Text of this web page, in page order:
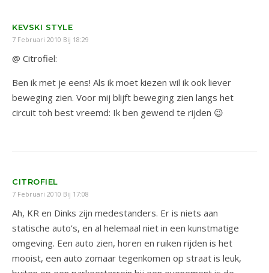
KEVSKI STYLE
7 Februari 2010 Bij 18:29
@ Citrofiel:
Ben ik met je eens! Als ik moet kiezen wil ik ook liever
beweging zien. Voor mij blijft beweging zien langs het
circuit toh best vreemd: Ik ben gewend te rijden 😉
CITROFIEL
7 Februari 2010 Bij 17:08
Ah, KR en Dinks zijn medestanders. Er is niets aan
statische auto’s, en al helemaal niet in een kunstmatige
omgeving. Een auto zien, horen en ruiken rijden is het
mooist, een auto zomaar tegenkomen op straat is leuk,